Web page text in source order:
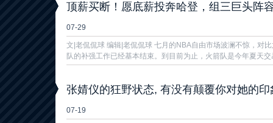
顶薪买断！愿底薪投奔哈登，组三巨头阵
07-29
文|老侃侃球 编辑|老侃侃球 七月的NBA自由市场波澜不惊，对
队的补强工作已经基本结束。到目前为止，火箭队是今年夏天
张婧仪的狂野状态, 有没有颠覆你对她的印
07-19